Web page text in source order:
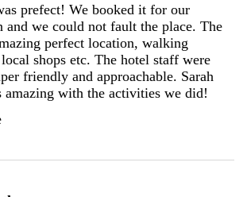
prefect! We booked it for our
and we could not fault the place. The
perfect location, walking
shops etc. The hotel staff were
friendly and approachable. Sarah
amazing with the activities we did!